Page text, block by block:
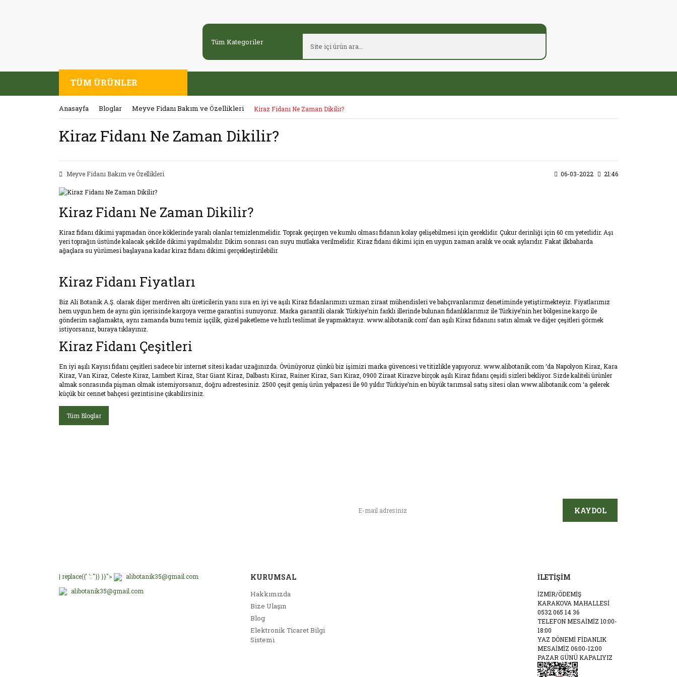
TÜM ÜRÜNLER
Anasayfa Bloglar Meyve Fidanı Bakım ve Özellikleri Kiraz Fidanı Ne Zaman Dikilir?
Kiraz Fidanı Ne Zaman Dikilir?
Meyve Fidanı Bakım ve Özellikleri 06-03-2022 21:46
Kiraz Fidanı Ne Zaman Dikilir?
Kiraz fidanı dikimi yapmadan önce köklerinde yaralı olanlar temizlenmelidir. Toprak geçirgen ve kumlu olması fidanın kolay gelişebilmesi için gereklidir. Çukur derinliği için 60 cm yeterlidir. Aşı
yeri toprağın üstünde kalacak şekilde dikimi yapılmalıdır. Dikim sonrası can suyu mutlaka verilmelidir. Kiraz fidanı dikimi için en uygun zaman aralık ve ocak aylarıdır. Fakat ilkbaharda
ağaçlara su yürümesi başlayana kadar kiraz fidanı dikimi gerçekleştirilebilir.
Kiraz Fidanı Fiyatları
Biz Ali Botanik A.Ş. olarak diğer merdiven altı üreticilerin yanı sıra en iyi ve aşılı Kiraz fidanlarımızı uzman ziraat mühendisleri ve bahçıvanlarımız denetiminde yetiştirmekteyiz. Fiyatlarımız
hem uygun hem de aynı gün içerisinde kargoya verme garantisi sunuyoruz. Marka garantili olarak Türkiye’nin farklı illerinde bulunan fidanlıklarımız ile Türkiye’nin her bölgesine kargo ile
gönderim sağlamakta, aynı zamanda bunu temiz işçilik, güzel paketleme ve hızlı teslimat ile yapmaktayız. www.alibotanik.com’ dan aşılı Kiraz fidanını satın almak ve diğer çeşitleri görmek
istiyorsanız, buraya tıklayınız.
Kiraz Fidanı Çeşitleri
En iyi aşılı Kayısı fidanı çeşitleri sadece bir internet sitesi kadar uzağınızda. Övünüyoruz çünkü biz işimizi marka güvencesi ve titizlikle yapıyoruz. www.alibotanik.com ‘da Napolyon Kiraz, Kara
Kiraz, Van Kiraz, Celeste Kiraz, Lambert Kiraz, Star Giant Kiraz, Dalbastı Kiraz, Rainer Kiraz, Sarı Kiraz, 0900 Ziraat Kirazve birçok aşılı Kiraz fidanı çeşidi sizleri bekliyor. Sizde kaliteli ürünler
almak sonrasında pişman olmak istemiyorsanız, doğru adrestesiniz. 2500 çeşit geniş ürün yelpazesi ile 90 yıldır Türkiye’nin en büyük tarımsal satış sitesi olan www.alibotanik.com ‘a gelerek
küçük bir cennet bahçesi gezintisine çıkabilirsiniz.
Tüm Bloglar
KAYDOL
| replace({' ': ''}) }}">
alibotanik35@gmail.com
alibotanik35@gmail.com
KURUMSAL
Hakkımızda
Bize Ulaşın
Blog
Elektronik Ticaret Bilgi
Sistemi
İLETİŞİM
İZMİR/ÖDEMİŞ
KARAKOVA MAHALLESİ
0532 065 14 36
TELEFON MESAİMİZ 10:00-
18:00
YAZ DÖNEMİ FİDANLIK
MESAİMİZ 06:00-12:00
PAZAR GÜNÜ KAPALIYIZ